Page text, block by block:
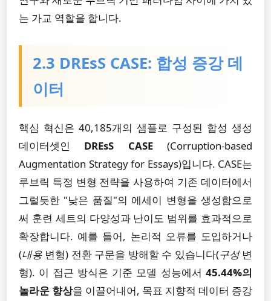
는 가교 역할을 합니다.
2.3 DREsS CASE: 합성 증강 데
이터
핵심 혁신은 40,185개의 샘플로 구성된 합성 생성
데이터셋인 DREsS CASE(Corruption-based
Augmentation Strategy for Essays)입니다. CASE는
루브릭 특정 변형 전략을 사용하여 기존 데이터에서
그럴듯한 "낮은 품질"의 에세이 변형을 생성함으로
써 훈련 세트의 다양성과 난이도 범위를 효과적으로
확장합니다. 예를 들어, 논리적 오류를 도입하거나
(내용 변형) 전환 구문을 방해할 수 있습니다(구성변
형). 이 접근 방식은 기준 모델 성능에서 45.44%의
놀라운 향상을 이끌어내어, 목표 지향적 데이터 증강